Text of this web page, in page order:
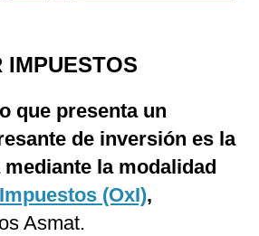
IMPUESTOS
que presenta un
de inversión es la
mediante la modalidad
(OxI),
Asmat.